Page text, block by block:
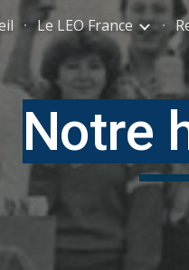
main content
Le LEO France
Notre